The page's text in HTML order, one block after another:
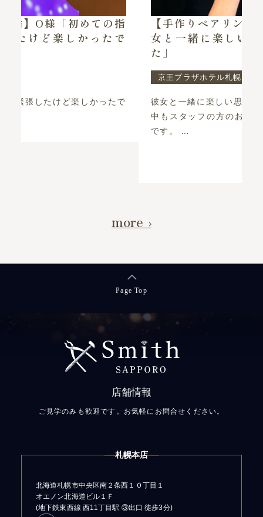
【手作りペアリング】K様・N様「彼
女と一緒に楽しい思い出ができまし
彼女と一緒に楽しい思い出ができました！ 制作
中もスタッフの方のお気遣いもあり楽しかった
more
Page Top
店舗情報
ご見学のみも歓迎です。お気軽にお問合せください。
札幌本店
北海道札幌市中央区南２条西１０丁目１
オエノン北海道ビル１Ｆ
(地下鉄東西線 西11丁目駅 ③出口 徒歩3分)